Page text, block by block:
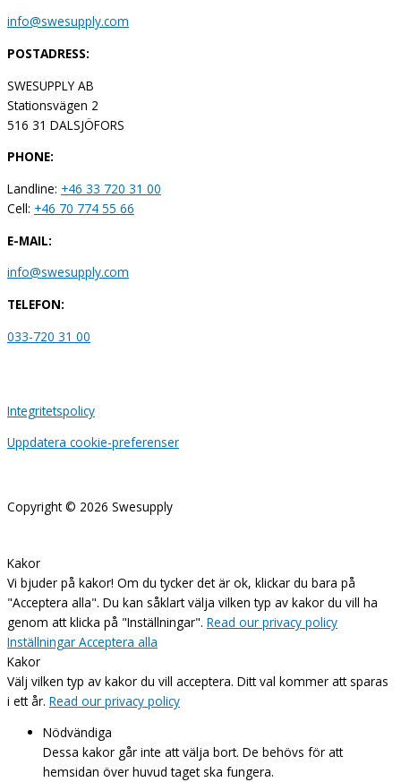
info@swesupply.com
POSTADRESS:
SWESUPPLY AB
Stationsvägen 2
516 31 DALSJÖFORS
PHONE:
Landline: +46 33 720 31 00
Cell: +46 70 774 55 66
E-MAIL:
info@swesupply.com
TELEFON:
033-720 31 00
Integritetspolicy
Uppdatera cookie-preferenser
Copyright © 2026 Swesupply
Kakor
Vi bjuder på kakor! Om du tycker det är ok, klickar du bara på
"Acceptera alla". Du kan såklart välja vilken typ av kakor du vill ha
genom att klicka på "Inställningar". Read our privacy policy
Inställningar Acceptera alla
Kakor
Välj vilken typ av kakor du vill acceptera. Ditt val kommer att sparas
i ett år. Read our privacy policy
Nödvändiga
Dessa kakor går inte att välja bort. De behövs för att
hemsidan över huvud taget ska fungera.